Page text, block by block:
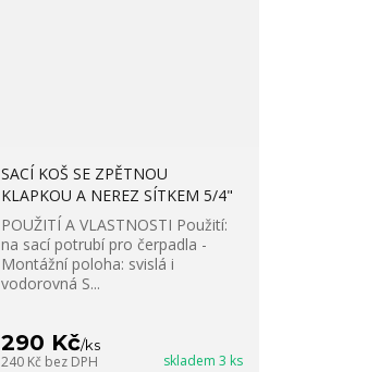
SACÍ KOŠ SE ZPĚTNOU
KLAPKOU A NEREZ SÍTKEM 5/4"
POUŽITÍ A VLASTNOSTI Použití:
na sací potrubí pro čerpadla -
Montážní poloha: svislá i
vodorovná S...
290 Kč/ks
240 Kč bez DPH skladem 3 ks